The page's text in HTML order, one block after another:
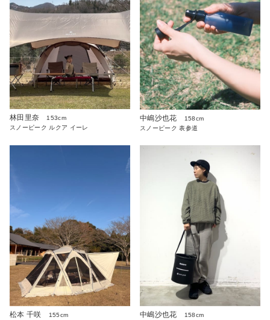
林田里奈
153cm
スノーピーク ルクア イーレ
中嶋沙也花
158cm
スノーピーク 表参道
松本 千咲
155cm
中嶋沙也花
158cm